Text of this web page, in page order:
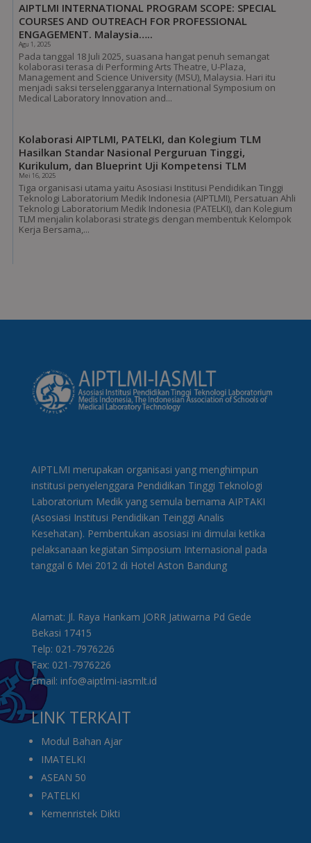
AIPTLMI INTERNATIONAL PROGRAM SCOPE: SPECIAL
COURSES AND OUTREACH FOR PROFESSIONAL
ENGAGEMENT. Malaysia…..
Agu 1, 2025
Pada tanggal 18 Juli 2025, suasana hangat penuh semangat
kolaborasi terasa di Performing Arts Theatre, U-Plaza,
Management and Science University (MSU), Malaysia. Hari itu
menjadi saksi terselenggaranya International Symposium on
Medical Laboratory Innovation and...
Kolaborasi AIPTLMI, PATELKI, dan Kolegium TLM
Hasilkan Standar Nasional Perguruan Tinggi,
Kurikulum, dan Blueprint Uji Kompetensi TLM
Mei 16, 2025
Tiga organisasi utama yaitu Asosiasi Institusi Pendidikan Tinggi
Teknologi Laboratorium Medik Indonesia (AIPTLMI), Persatuan Ahli
Teknologi Laboratorium Medik Indonesia (PATELKI), dan Kolegium
TLM menjalin kolaborasi strategis dengan membentuk Kelompok
Kerja Bersama,...
AIPTLMI merupakan organisasi yang menghimpun
institusi penyelenggara Pendidikan Tinggi Teknologi
Laboratorium Medik yang semula bernama AIPTAKI
(Asosiasi Institusi Pendidikan Teinggi Analis
Kesehatan). Pembentukan asosiasi ini dimulai ketika
pelaksanaan kegiatan Simposium Internasional pada
tanggal 6 Mei 2012 di Hotel Aston Bandung
Alamat: Jl. Raya Hankam JORR Jatiwarna Pd Gede
Bekasi 17415
Telp: 021-7976226
Fax: 021-7976226
Email: info@aiptlmi-iasmlt.id
LINK TERKAIT
Modul Bahan Ajar
IMATELKI
ASEAN 50
PATELKI
Kemenristek Dikti